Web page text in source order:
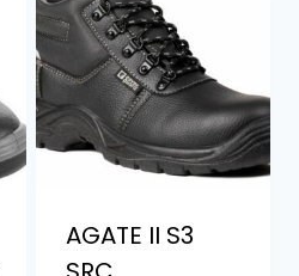
AGATE II S3